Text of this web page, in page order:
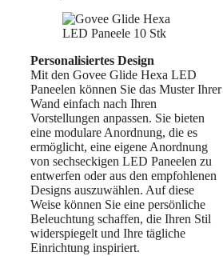
Personalisiertes Design
Mit den Govee Glide Hexa LED
Paneelen können Sie das Muster Ihrer
Wand einfach nach Ihren
Vorstellungen anpassen. Sie bieten
eine modulare Anordnung, die es
ermöglicht, eine eigene Anordnung
von sechseckigen LED Paneelen zu
entwerfen oder aus den empfohlenen
Designs auszuwählen. Auf diese
Weise können Sie eine persönliche
Beleuchtung schaffen, die Ihren Stil
widerspiegelt und Ihre tägliche
Einrichtung inspiriert.